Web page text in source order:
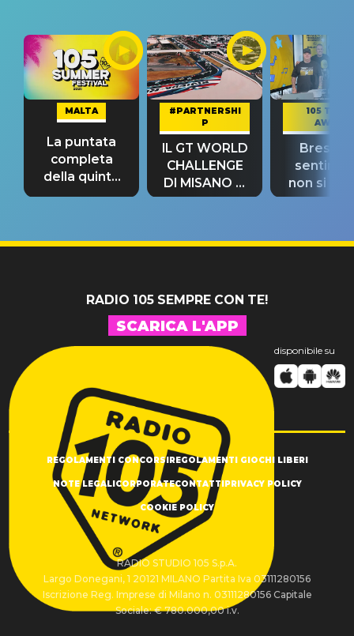
MALTA
La puntata
completa
della quinta
tappa
#PARTNERSHI
P
IL GT WORLD
CHALLENGE
DI MISANO si
riconferma
105 TAKE
AWAY
Bresh:
non si
fino alla
RADIO 105 SEMPRE CON TE!
SCARICA L'APP
disponibile su
REGOLAMENTI CONCORSI REGOLAMENTI GIOCHI LIBERI
NOTE LEGALI CORPORATECONTATTI PRIVACY POLICY
COOKIE POLICY
RADIO STUDIO 105 S.p.A.
Largo Donegani, 1 20121 MILANO Partita Iva 03111280156
Iscrizione Reg. Imprese di Milano n. 03111280156 Capitale
Sociale: € 780.000,00 i.v.